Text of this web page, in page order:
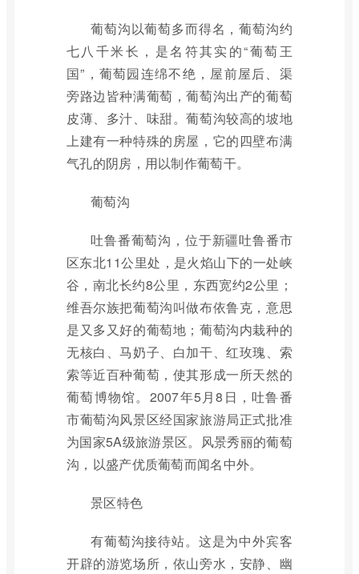
葡萄沟以葡萄多而得名，葡萄沟约
七八千米长，是名符其实的“葡萄王
国”，葡萄园连绵不绝，屋前屋后、渠
旁路边皆种满葡萄，葡萄沟出产的葡萄
皮薄、多汁、味甜。葡萄沟较高的坡地
上建有一种特殊的房屋，它的四壁布满
气孔的阴房，用以制作葡萄干。
葡萄沟
吐鲁番葡萄沟，位于新疆吐鲁番市
区东北11公里处，是火焰山下的一处峡
谷，南北长约8公里，东西宽约2公里；
维吾尔族把葡萄沟叫做布依鲁克，意思
是又多又好的葡萄地；葡萄沟内栽种的
无核白、马奶子、白加干、红玫瑰、索
索等近百种葡萄，使其形成一所天然的
葡萄博物馆。2007年5月8日，吐鲁番
市葡萄沟风景区经国家旅游局正式批准
为国家5A级旅游景区。风景秀丽的葡萄
沟，以盛产优质葡萄而闻名中外。
景区特色
有葡萄沟接待站。这是为中外宾客
开辟的游览场所，依山旁水，安静、幽